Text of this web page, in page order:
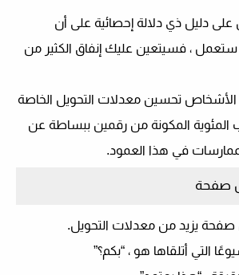
على دليل ذي دلالة إحصائية على أن
، فسيتعين عليك إنفاق الكثير من
تحسين معدلات التحويل الخاصة
المكونة من رقمين ببساطة عن
في هذا العمود.
يزيد من معدلات التحويل.
التي أتلقاها هو ، “بكم؟”